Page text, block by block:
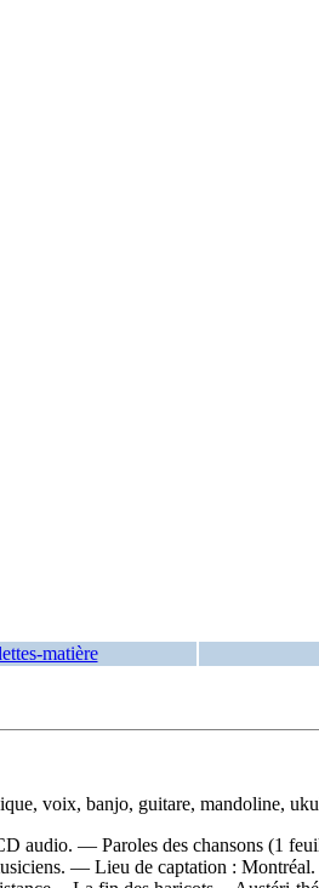
matière
voix, banjo, guitare, mandoline,
audio. — Paroles des chansons (1
— Lieu de captation :